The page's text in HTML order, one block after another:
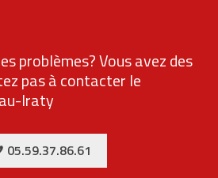
problèmes? Vous avez des
pas à contacter le
Iraty
05.59.37.86.61